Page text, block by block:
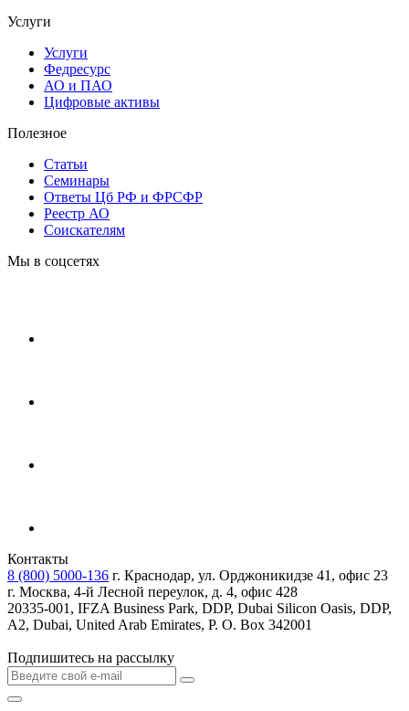
Услуги
Услуги
Федресурс
АО и ПАО
Цифровые активы
Полезное
Статьи
Cеминары
Ответы Цб РФ и ФРСФР
Реестр АО
Соискателям
Мы в соцсетях
Контакты
8 (800) 5000-136 г. Краснодар, ул. Орджоникидзе 41, офис 23
г. Москва, 4-й Лесной переулок, д. 4, офис 428
20335-001, IFZA Business Park, DDP, Dubai Silicon Oasis, DDP,
A2, Dubai, United Arab Emirates, P. O. Box 342001
Подпишитесь на рассылку